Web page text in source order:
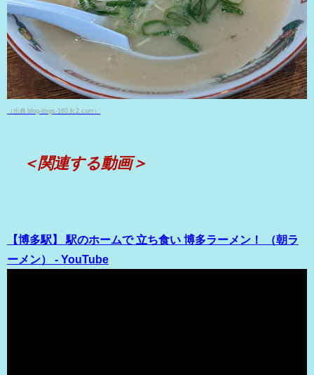
（出典 blog-imgs-160.fc2.com）
＜関連する動画＞
【博多駅】 駅のホームで 立ち食い 博多ラーメン！ （朝ラ
ーメン） - YouTube